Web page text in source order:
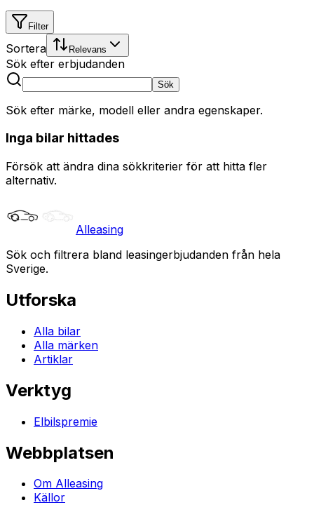
Filter
Sortera Relevans
Sök efter erbjudanden
Sök
Sök efter märke, modell eller andra egenskaper.
Inga bilar hittades
Försök att ändra dina sökkriterier för att hitta fler
alternativ.
Alleasing
Sök och filtrera bland leasingerbjudanden från hela
Sverige.
Utforska
Alla bilar
Alla märken
Artiklar
Verktyg
Elbilspremie
Webbplatsen
Om Alleasing
Källor